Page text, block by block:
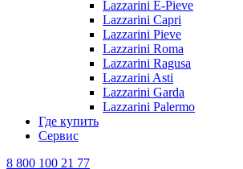
Lazzarini E-Pieve
Lazzarini Capri
Lazzarini Pieve
Lazzarini Roma
Lazzarini Ragusa
Lazzarini Asti
Lazzarini Garda
Lazzarini Palermo
Где купить
Сервис
8 800 100 21 77